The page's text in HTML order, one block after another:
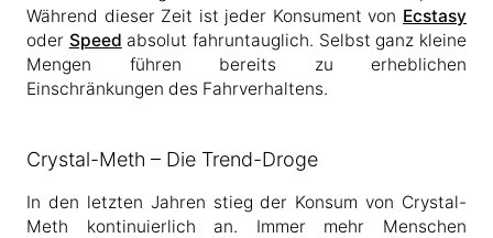
Während dieser Zeit ist jeder Konsument von Ecstasy
oder Speed absolut fahruntauglich. Selbst ganz kleine
Mengen führen bereits zu erheblichen
Einschränkungen des Fahrverhaltens.
Crystal-Meth – Die Trend-Droge
In den letzten Jahren stieg der Konsum von Crystal-
Meth kontinuierlich an. Immer mehr Menschen